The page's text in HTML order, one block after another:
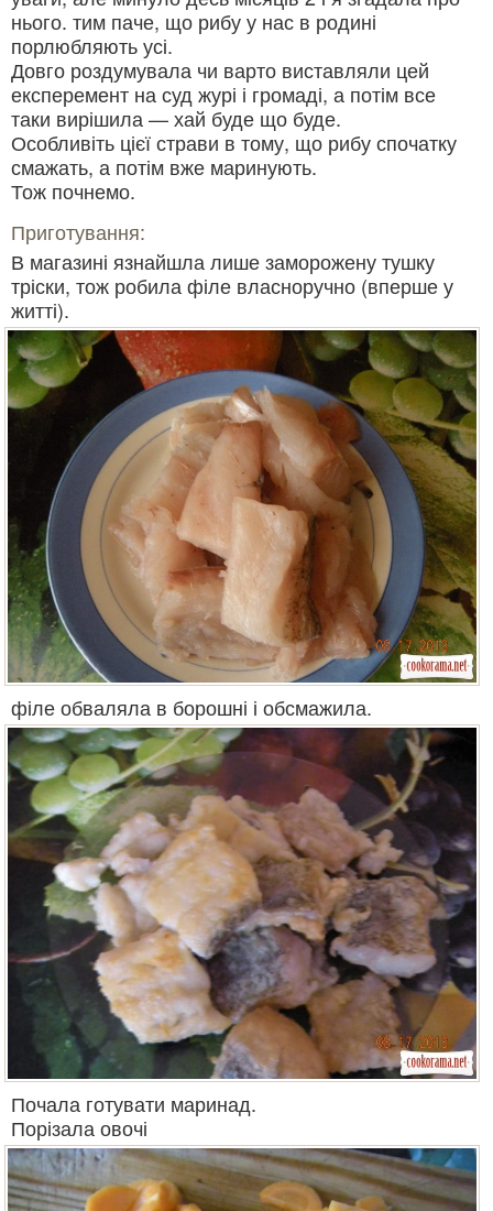
нього. тим паче, що рибу у нас в родині
порлюбляють усі.
Довго роздумувала чи варто виставляли цей
експеремент на суд журі і громаді, а потім все
таки вирішила — хай буде що буде.
Особливіть цієї страви в тому, що рибу спочатку
смажать, а потім вже маринують.
Тож почнемо.
Приготування:
В магазині язнайшла лише заморожену тушку
тріски, тож робила філе власноручно (вперше у
житті).
філе обваляла в борошні і обсмажила.
Почала готувати маринад.
Порізала овочі